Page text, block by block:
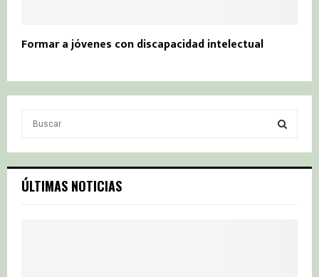
Formar a jóvenes con discapacidad intelectual
c
h
S
ÚLTIMAS NOTICIAS